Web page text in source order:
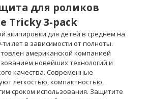
для роликов
Tricky 3-расk
экипировки для детей в среднем на
ти лет в зависимости от полноты.
американской компанией
новейших технологий и
качества. Современные
легкостью, компактностью,
сроком использования. Защитите